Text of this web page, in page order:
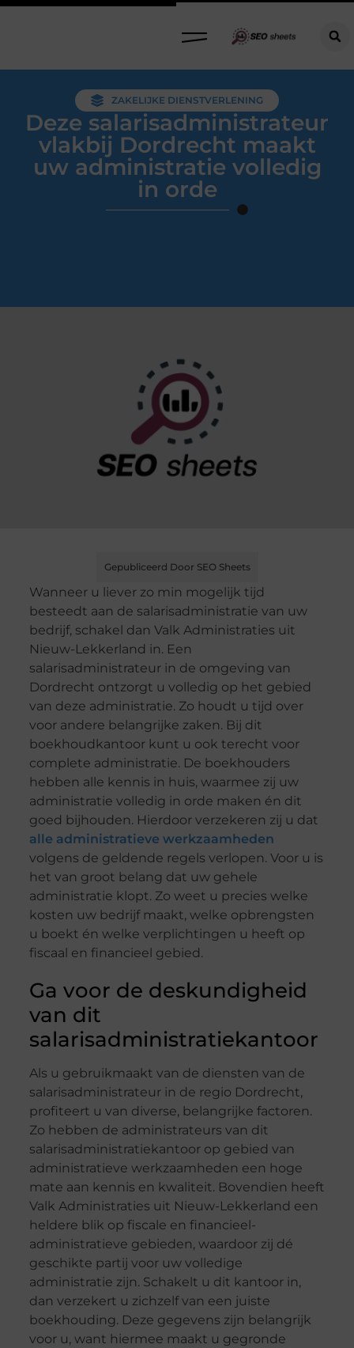
ZAKELIJKE DIENSTVERLENING
Deze salarisadministrateur
vlakbij Dordrecht maakt
uw administratie volledig
in orde
Gepubliceerd Door SEO Sheets
Wanneer u liever zo min mogelijk tijd
besteedt aan de salarisadministratie van uw
bedrijf, schakel dan Valk Administraties uit
Nieuw-Lekkerland in. Een
salarisadministrateur in de omgeving van
Dordrecht ontzorgt u volledig op het gebied
van deze administratie. Zo houdt u tijd over
voor andere belangrijke zaken. Bij dit
boekhoudkantoor kunt u ook terecht voor
complete administratie. De boekhouders
hebben alle kennis in huis, waarmee zij uw
administratie volledig in orde maken én dit
goed bijhouden. Hierdoor verzekeren zij u dat
alle administratieve werkzaamheden
volgens de geldende regels verlopen. Voor u is
het van groot belang dat uw gehele
administratie klopt. Zo weet u precies welke
kosten uw bedrijf maakt, welke opbrengsten
u boekt én welke verplichtingen u heeft op
fiscaal en financieel gebied.
Ga voor de deskundigheid
van dit
salarisadministratiekantoor
Als u gebruikmaakt van de diensten van de
salarisadministrateur in de regio Dordrecht,
profiteert u van diverse, belangrijke factoren.
Zo hebben de administrateurs van dit
salarisadministratiekantoor op gebied van
administratieve werkzaamheden een hoge
mate aan kennis en kwaliteit. Bovendien heeft
Valk Administraties uit Nieuw-Lekkerland een
heldere blik op fiscale en financieel-
administratieve gebieden, waardoor zij dé
geschikte partij voor uw volledige
administratie zijn. Schakelt u dit kantoor in,
dan verzekert u zichzelf van een juiste
boekhouding. Deze gegevens zijn belangrijk
voor u, want hiermee maakt u gegronde